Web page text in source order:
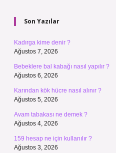
Son Yazılar
Kadırga kime denir ?
Ağustos 7, 2026
Bebeklere bal kabağı nasıl yapılır ?
Ağustos 6, 2026
Karından kök hücre nasıl alınır ?
Ağustos 5, 2026
Avam tabakası ne demek ?
Ağustos 4, 2026
159 hesap ne için kullanılır ?
Ağustos 3, 2026